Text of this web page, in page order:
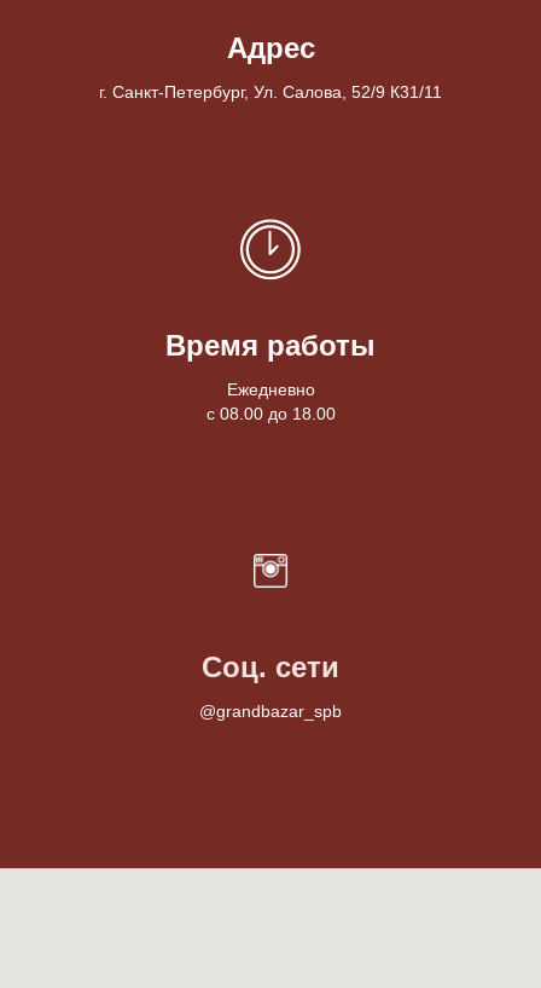
Адрес
г. Санкт-Петербург, Ул. Салова, 52/9 К31/11
Время работы
Ежедневно
с 08.00 до 18.00
Соц. сети
@grandbazar_spb